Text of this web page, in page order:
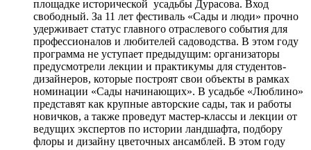
площадке исторической усадьбы Дурасова. Вход
свободный. За 11 лет фестиваль «Сады и люди» прочно
удерживает статус главного отраслевого события для
профессионалов и любителей садоводства. В этом году
программа не уступает предыдущим: организаторы
предусмотрели лекции и практикумы для студентов-
дизайнеров, которые построят свои объекты в рамках
номинации «Сады начинающих». В усадьбе «Люблино»
представят как крупные авторские сады, так и работы
новичков, а также проведут мастер-классы и лекции от
ведущих экспертов по истории ландшафта, подбору
флоры и дизайну цветочных ансамблей. В этом году